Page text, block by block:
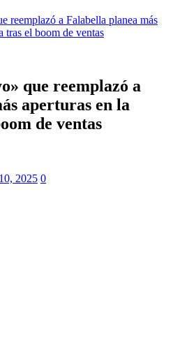
reemplazó a Falabella planea más
tras el boom de ventas
que reemplazó a
aperturas en la
de ventas
2025 0